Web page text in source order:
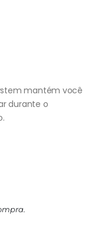
mantém você
durante o